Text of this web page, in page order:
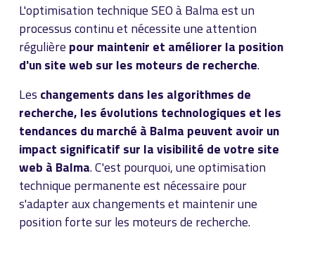
L'optimisation technique SEO à Balma est un
processus continu et nécessite une attention
régulière pour maintenir et améliorer la position
d'un site web sur les moteurs de recherche.
Les changements dans les algorithmes de
recherche, les évolutions technologiques et les
tendances du marché à Balma peuvent avoir un
impact significatif sur la visibilité de votre site
web à Balma. C'est pourquoi, une optimisation
technique permanente est nécessaire pour
s'adapter aux changements et maintenir une
position forte sur les moteurs de recherche.